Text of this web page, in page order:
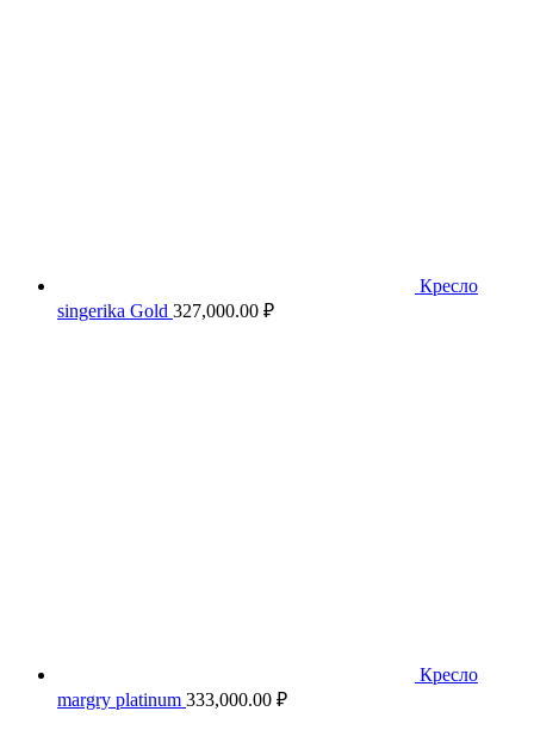
Кресло
singerika Gold 327,000.00 ₽
Кресло
margry platinum 333,000.00 ₽